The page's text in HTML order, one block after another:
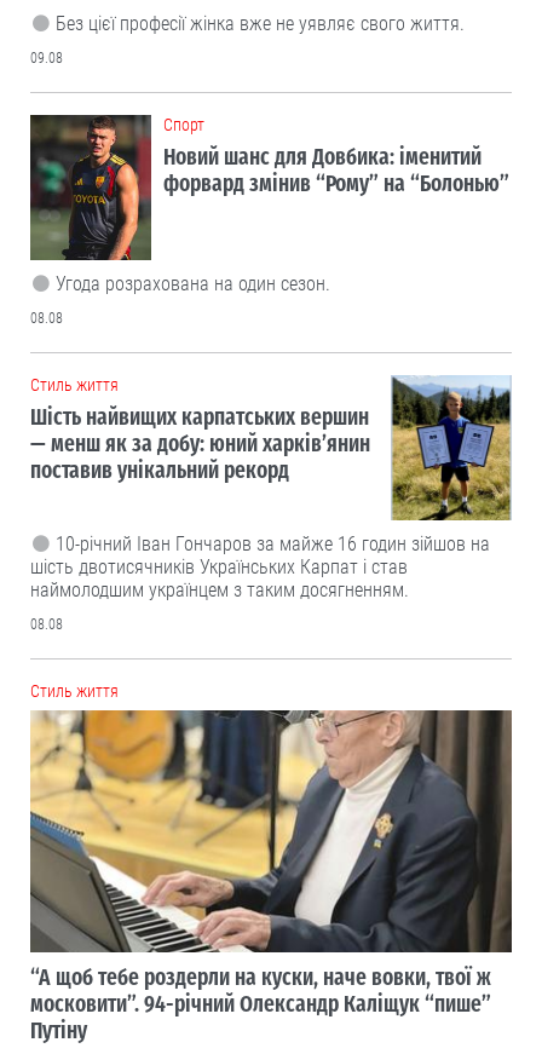
Без цієї професії жінка вже не уявляє свого життя.
09.08
Cпорт
Новий шанс для Довбика: іменитий
форвард змінив “Рому” на “Болонью”
Угода розрахована на один сезон.
08.08
Cтиль життя
Шість найвищих карпатських вершин
— менш як за добу: юний харків’янин
поставив унікальний рекорд
10-річний Іван Гончаров за майже 16 годин зійшов на
шість двотисячників Українських Карпат і став
наймолодшим українцем з таким досягненням.
08.08
Cтиль життя
“А щоб тебе роздерли на куски, наче вовки, твої ж
московити”. 94-річний Олександр Каліщук “пише”
Путіну